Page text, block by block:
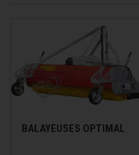
BALAYEUSES OPTIMAL